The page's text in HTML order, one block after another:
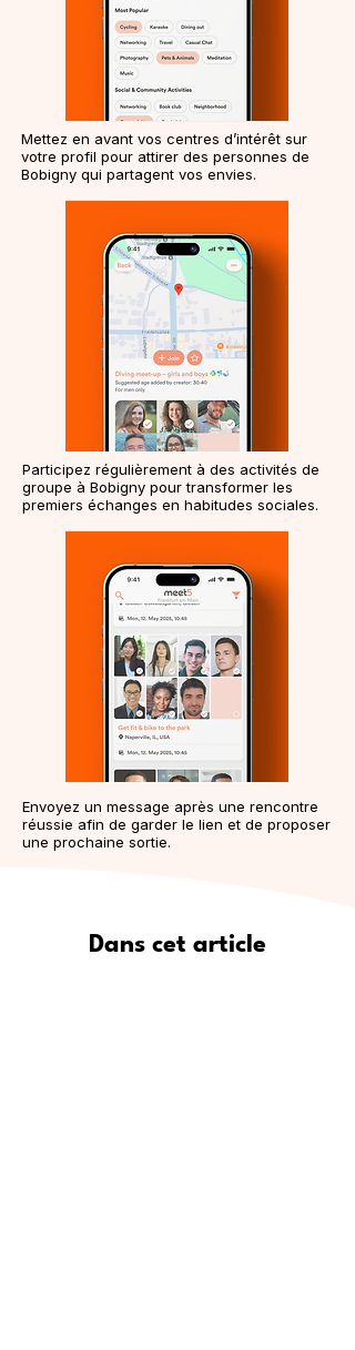
Mettez en avant vos centres d’intérêt sur
votre profil pour attirer des personnes de
Bobigny qui partagent vos envies.
Participez régulièrement à des activités de
groupe à Bobigny pour transformer les
premiers échanges en habitudes sociales.
Envoyez un message après une rencontre
réussie afin de garder le lien et de proposer
une prochaine sortie.
Dans cet article